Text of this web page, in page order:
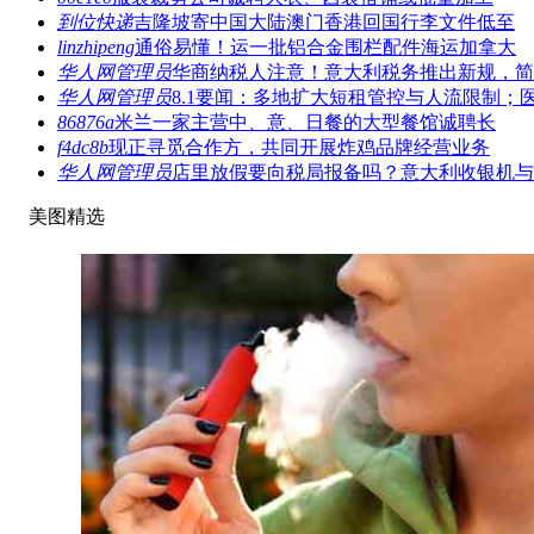
到位快递吉隆坡寄中国大陆澳门香港回国行李文件低至
linzhipeng通俗易懂！运一批铝合金围栏配件海运加拿大
华人网管理员华商纳税人注意！意大利税务推出新规，
华人网管理员8.1要闻：多地扩大短租管控与人流限制；
86876a米兰一家主营中、意、日餐的大型餐馆诚聘长
f4dc8b现正寻觅合作方，共同开展炸鸡品牌经营业务
华人网管理员店里放假要向税局报备吗？意大利收银机
美图精选